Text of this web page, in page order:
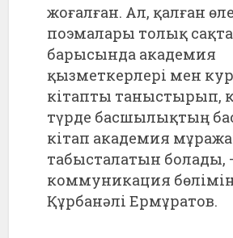
жоғалған. Ал, қалған
поэмалары толық
барысында академия
қызметкерлері мен
кітапты таныстырып,
түрде басшылықтың
кітап академия
табысталатын болады,
коммуникация
Құрбанәлі Ермұратов.